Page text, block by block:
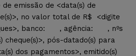
emissão de <data(s) de
no valor total de R$ <digite
banco: , agência: , nºs
cheque(s)>, pós-datado(s) para
dos pagamentos>, emitido(s)